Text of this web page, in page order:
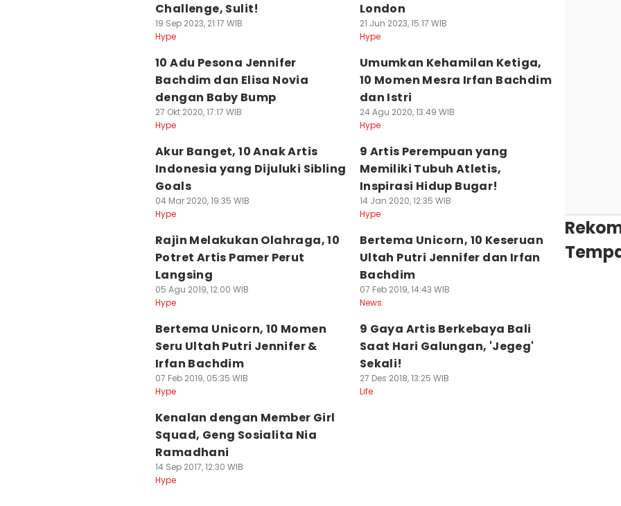
Challenge, Sulit!
19 Sep 2023, 21:17 WIB
Hype
London
21 Jun 2023, 15:17 WIB
Hype
10 Adu Pesona Jennifer
Bachdim dan Elisa Novia
dengan Baby Bump
27 Okt 2020, 17:17 WIB
Hype
Umumkan Kehamilan Ketiga,
10 Momen Mesra Irfan Bachdim
dan Istri
24 Agu 2020, 13:49 WIB
Hype
Akur Banget, 10 Anak Artis
Indonesia yang Dijuluki Sibling
Goals
04 Mar 2020, 19:35 WIB
Hype
9 Artis Perempuan yang
Memiliki Tubuh Atletis,
Inspirasi Hidup Bugar!
14 Jan 2020, 12:35 WIB
Hype
Rajin Melakukan Olahraga, 10
Potret Artis Pamer Perut
Langsing
05 Agu 2019, 12:00 WIB
Hype
Bertema Unicorn, 10 Keseruan
Ultah Putri Jennifer dan Irfan
Bachdim
07 Feb 2019, 14:43 WIB
News
Bertema Unicorn, 10 Momen
Seru Ultah Putri Jennifer &
Irfan Bachdim
07 Feb 2019, 05:35 WIB
Hype
9 Gaya Artis Berkebaya Bali
Saat Hari Galungan, 'Jegeg'
Sekali!
27 Des 2018, 13:25 WIB
Life
Kenalan dengan Member Girl
Squad, Geng Sosialita Nia
Ramadhani
14 Sep 2017, 12:30 WIB
Hype